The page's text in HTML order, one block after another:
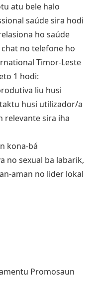
atu bele halo
saúde sira hodi
ho saúde
no telefone ho
Timor-Leste
1 hodi:
liu husi
husi utilizador/a
relevante sira iha
kona-bá
no sexual ba labarik,
aman no lider lokal
Promosaun